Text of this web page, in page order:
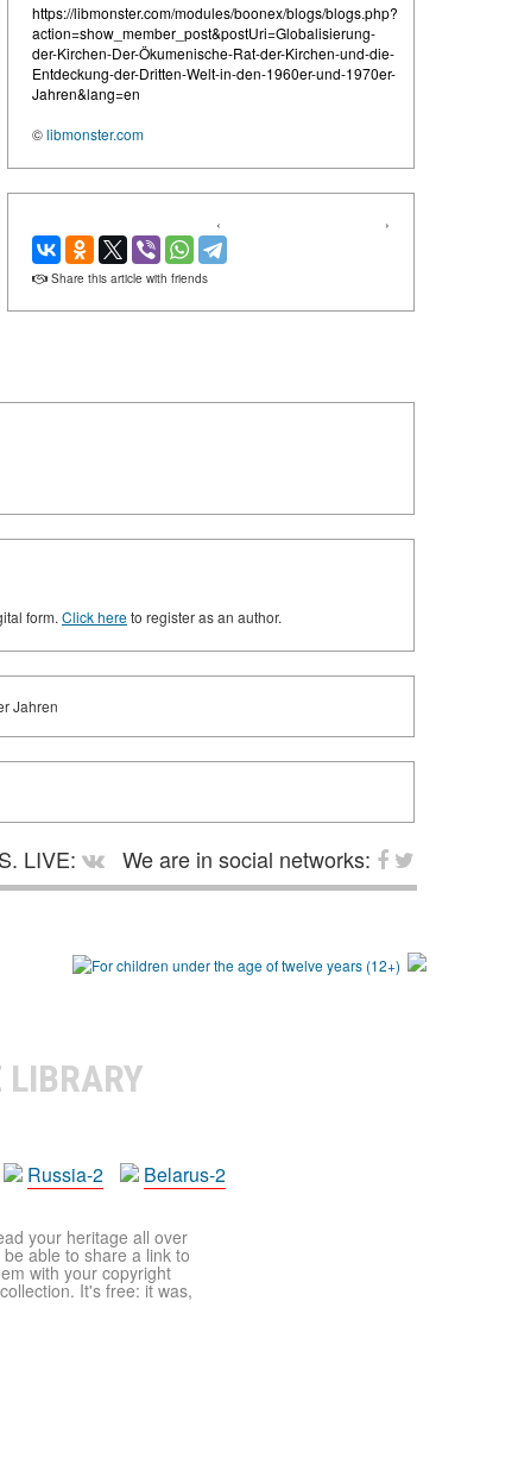
https://libmonster.com/modules/boonex/blogs/blogs.php?
action=show_member_post&postUri=Globalisierung-
der-Kirchen-Der-Ökumenische-Rat-der-Kirchen-und-die-
Entdeckung-der-Dritten-Welt-in-den-1960er-und-1970er-
Jahren&lang=en
©libmonster.com
‹ ›
Share this article with friends
form. Click hereto register as an author.
Jahren
LIVE:
We are in social networks:
Russia-2 Belarus-2
your heritage all over
able to share a link to
with your copyright
It's free: it was,